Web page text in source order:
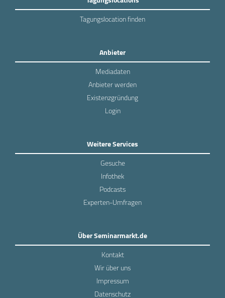
Tagungslocation finden
Anbieter
Mediadaten
Anbieter werden
Existenzgründung
Login
Weitere Services
Gesuche
Infothek
Podcasts
Experten-Umfragen
Über Seminarmarkt.de
Kontakt
Wir über uns
Impressum
Datenschutz